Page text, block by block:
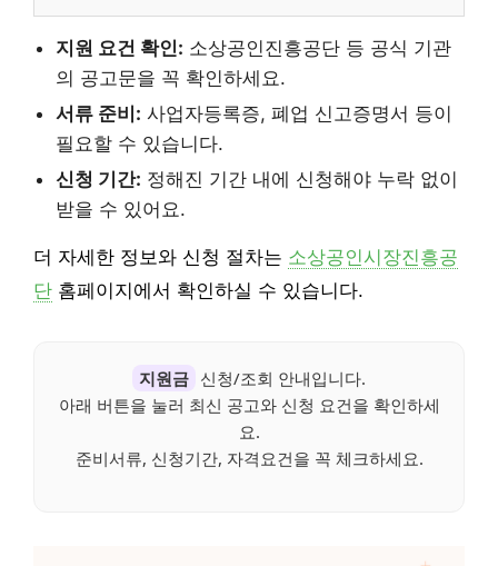
지원 요건 확인: 소상공인진흥공단 등 공식 기관
의 공고문을 꼭 확인하세요.
서류 준비: 사업자등록증, 폐업 신고증명서 등이
필요할 수 있습니다.
신청 기간: 정해진 기간 내에 신청해야 누락 없이
받을 수 있어요.
더 자세한 정보와 신청 절차는 소상공인시장진흥공
단 홈페이지에서 확인하실 수 있습니다.
지원금 신청/조회 안내입니다.
아래 버튼을 눌러 최신 공고와 신청 요건을 확인하세
요.
준비서류, 신청기간, 자격요건을 꼭 체크하세요.